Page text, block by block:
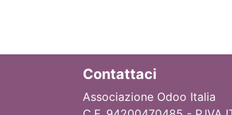
Contattaci
Associazione Odoo Italia